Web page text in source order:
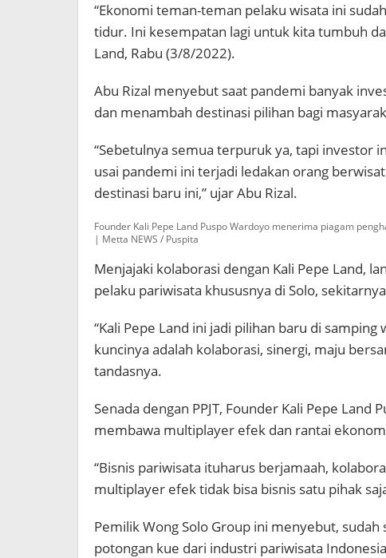
“Ekonomi teman-teman pelaku wisata ini
tidur. Ini kesempatan lagi untuk kita tumbuh
Land, Rabu (3/8/2022).
Abu Rizal menyebut saat pandemi banyak
dan menambah destinasi pilihan bagi
“Sebetulnya semua terpuruk ya, tapi investor
usai pandemi ini terjadi ledakan orang
destinasi baru ini,” ujar Abu Rizal.
Founder Kali Pepe Land Puspo Wardoyo menerima piagam
| Metta NEWS / Puspita
Menjajaki kolaborasi dengan Kali Pepe Land,
pelaku pariwisata khususnya di Solo,
“Kali Pepe Land ini jadi pilihan baru di
kuncinya adalah kolaborasi, sinergi, maju
tandasnya.
Senada dengan PPJT, Founder Kali Pepe
membawa multiplayer efek dan rantai
“Bisnis pariwisata ituharus berjamaah,
multiplayer efek tidak bisa bisnis satu pihak
Pemilik Wong Solo Group ini menyebut,
potongan kue dari industri pariwisata